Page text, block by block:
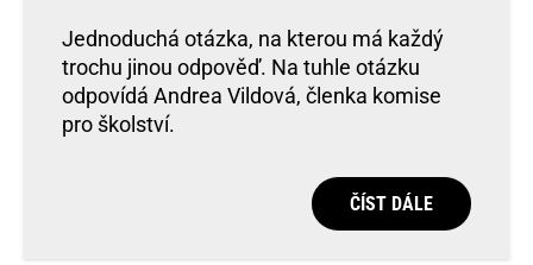
Jednoduchá otázka, na kterou má každý
trochu jinou odpověď. Na tuhle otázku
odpovídá Andrea Vildová, členka komise
pro školství.
ČÍST DÁLE